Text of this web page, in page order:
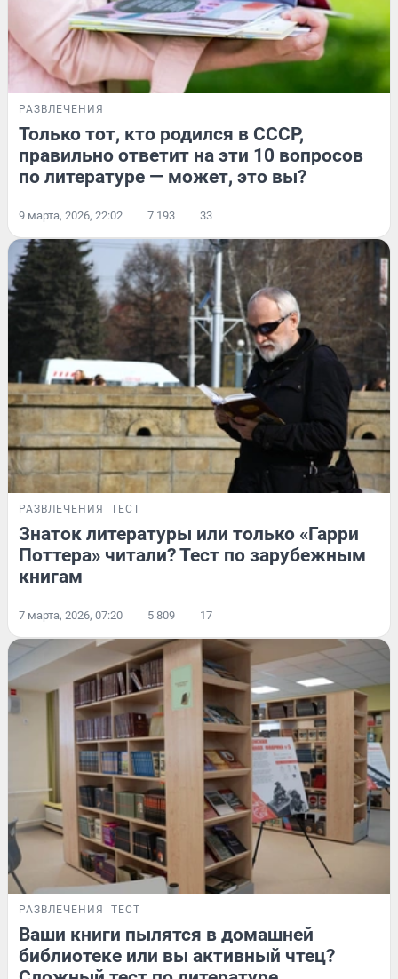
РАЗВЛЕЧЕНИЯ
Только тот, кто родился в СССР,
правильно ответит на эти 10 вопросов
по литературе — может, это вы?
9 марта, 2026, 22:02 7 193 33
РАЗВЛЕЧЕНИЯ ТЕСТ
Знаток литературы или только «Гарри
Поттера» читали? Тест по зарубежным
книгам
7 марта, 2026, 07:20 5 809 17
РАЗВЛЕЧЕНИЯ ТЕСТ
Ваши книги пылятся в домашней
библиотеке или вы активный чтец?